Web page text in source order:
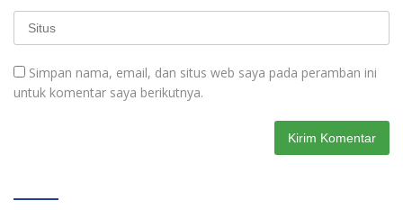
Simpan nama, email, dan situs web saya pada peramban ini
untuk komentar saya berikutnya.